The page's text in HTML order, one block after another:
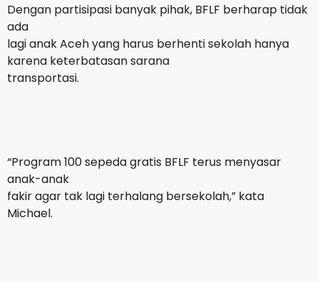
Dengan partisipasi banyak pihak, BFLF berharap tidak
ada
lagi anak Aceh yang harus berhenti sekolah hanya
karena keterbatasan sarana
transportasi.
“Program 100 sepeda gratis BFLF terus menyasar
anak-anak
fakir agar tak lagi terhalang bersekolah,” kata
Michael.